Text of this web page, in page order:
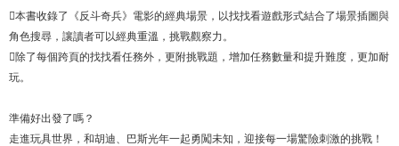
本書收錄了《反斗奇兵》電影的經典場景，以找找看遊戲形式結合了場景插圖與
角色搜尋，讓讀者可以經典重溫，挑戰觀察力。
除了每個跨頁的找找看任務外，更附挑戰題，增加任務數量和提升難度，更加耐
玩。
準備好出發了嗎？
走進玩具世界，和胡迪、巴斯光年一起勇闖未知，迎接每一場驚險刺激的挑戰！